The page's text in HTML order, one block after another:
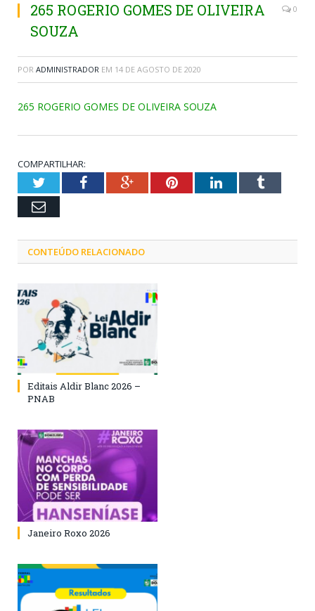
265 ROGERIO GOMES DE OLIVEIRA
SOUZA
0
POR ADMINISTRADOR EM 14 DE AGOSTO DE 2020
265 ROGERIO GOMES DE OLIVEIRA SOUZA
COMPARTILHAR:
TwitterFacebookGoogle+PinterestLinkedInTumblr
Email
CONTEÚDO RELACIONADO
Editais Aldir Blanc 2026 –
PNAB
Janeiro Roxo 2026